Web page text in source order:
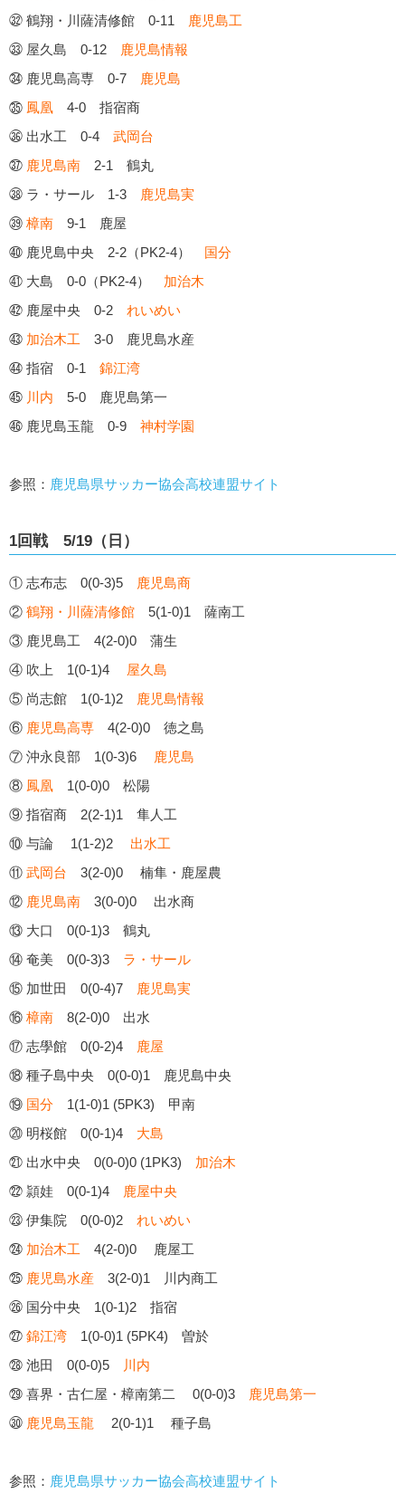
㉜ 鶴翔・川薩清修館 0-11
鹿児島工
㉝ 屋久島 0-12
鹿児島情報
㉞ 鹿児島高専 0-7
鹿児島
㉟ 鳳凰 4-0 指宿商
㊱ 出水工 0-4 武岡台
㊲ 鹿児島南 2-1 鶴丸
㊳ ラ・サール 1-3
鹿児島実
㊴ 樟南 9-1 鹿屋
㊵ 鹿児島中央 2-2（PK2-4） 国分
㊶ 大島 0-0（PK2-4） 加治木
㊷ 鹿屋中央 0-2 れいめい
㊸ 加治木工 3-0 鹿児島水産
㊹ 指宿 0-1 錦江湾
㊺ 川内 5-0 鹿児島第一
㊻ 鹿児島玉龍 0-9 神村学園
参照： 鹿児島県サッカー協会高校連盟サイト
1回戦 5/19（日）
① 志布志 0(0-3)5
鹿児島商
② 鶴翔・川薩清修館 5(1-0)1 薩南工
③ 鹿児島工 4(2-0)0 蒲生
④ 吹上 1(0-1)4
屋久島
⑤ 尚志館 1(0-1)2
鹿児島情報
⑥ 鹿児島高専 4(2-0)0 徳之島
⑦ 沖永良部 1(0-3)6
鹿児島
⑧ 鳳凰 1(0-0)0 松陽
⑨ 指宿商 2(2-1)1 隼人工
⑩ 与論 1(1-2)2 出水工
⑪ 武岡台 3(2-0)0 楠隼・鹿屋農
⑫ 鹿児島南 3(0-0)0 出水商
⑬ 大口 0(0-1)3 鶴丸
⑭ 奄美 0(0-3)3 ラ・サール
⑮ 加世田 0(0-4)7
鹿児島実
⑯ 樟南 8(2-0)0 出水
⑰ 志學館 0(0-2)4
鹿屋
⑱ 種子島中央 0(0-0)1 鹿児島中央
⑲ 国分 1(1-0)1 (5PK3) 甲南
⑳ 明桜館 0(0-1)4 大島
㉑ 出水中央 0(0-0)0 (1PK3) 加治木
㉒ 頴娃 0(0-1)4
鹿屋中央
㉓ 伊集院 0(0-0)2 れいめい
㉔ 加治木工 4(2-0)0 鹿屋工
㉕ 鹿児島水産 3(2-0)1 川内商工
㉖ 国分中央 1(0-1)2 指宿
㉗ 錦江湾 1(0-0)1 (5PK4) 曽於
㉘ 池田 0(0-0)5
川内
㉙ 喜界・古仁屋・樟南第二 0(0-0)3
鹿児島第一
㉚ 鹿児島玉龍 2(0-1)1 種子島
参照： 鹿児島県サッカー協会高校連盟サイト